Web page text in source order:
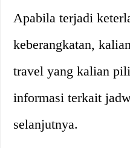
Apabila terjadi
keberangkatan,
travel yang kalian
informasi terkait
selanjutnya.